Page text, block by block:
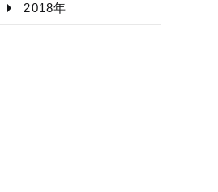
2018年​